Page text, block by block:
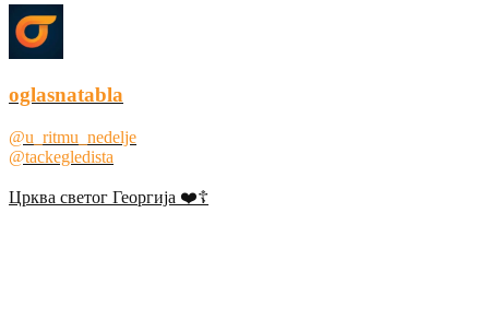
oglasnatabla
@u_ritmu_nedelje
@tackegledista
Црква светог Георгија ❤️☦️